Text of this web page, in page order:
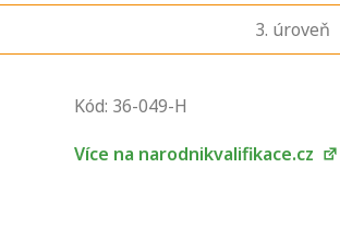
3. úroveň
Kód: 36-049-H
Více na narodnikvalifikace.cz
U řady živností je
Pro které toto